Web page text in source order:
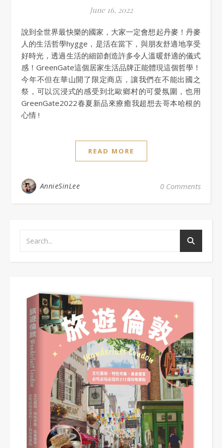
June 16, 2022
說到全世界最快樂的國家，大家一定會想起丹麥！丹麥
人的生活哲學hygge，是活在當下，與朋友舒適地享受
好時光，透過生活的細節創造許多令人溫暖舒適的儀式
感！GreenGate這個居家生活品牌正能體現這個哲學！
今年不但在華山開了限定商店，讓我們在不能出國之
祭，可以沉浸式的感受到北歐鄉村的可愛氛圍，也用
GreenGate2022春夏新品來療癒我超想去哥本哈根的
心情 !
READ MORE
AnnieSinLee 0 Comments